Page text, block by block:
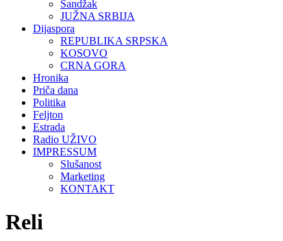
Sandžak
JUŽNA SRBIJA
Dijaspora
REPUBLIKA SRPSKA
KOSOVO
CRNA GORA
Hronika
Priča dana
Politika
Feljton
Estrada
Radio UŽIVO
IMPRESSUM
Slušanost
Marketing
KONTAKT
Reli